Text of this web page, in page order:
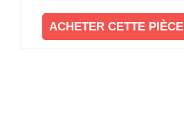
ACHETER CETTE PIÈCE